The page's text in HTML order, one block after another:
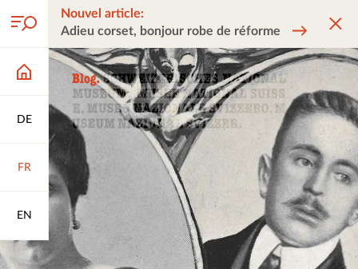
DE
FR
EN
Nouvel article:
Adieu corset, bonjour robe de réforme